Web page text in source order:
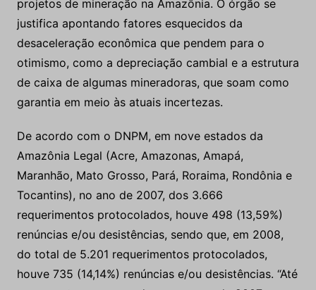
de caixa de algumas mineradoras, que soam como
garantia em meio às atuais incertezas.
De acordo com o DNPM, em nove estados da
Amazônia Legal (Acre, Amazonas, Amapá,
Maranhão, Mato Grosso, Pará, Roraima, Rondônia e
requerimentos protocolados, houve 498 (13,59%)
renúncias e/ou desistências, sendo que, em 2008,
do total de 5.201 requerimentos protocolados,
houve 735 (14,14%) renúncias e/ou desistências. “Até
o momento, comparando-se os anos de 2007 e
2008 a variação do número de renuncias e
desistências foi de apenas 0,55%”, concluiu com
otimismo a análise do órgão sobre o panorama